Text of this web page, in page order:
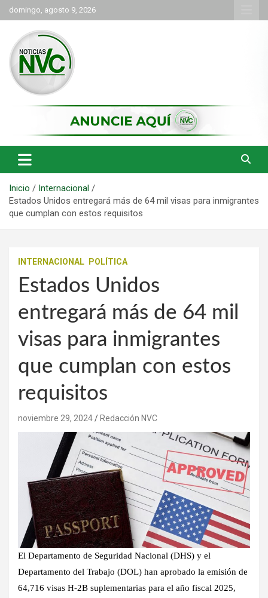
Saltar
al
contenido
domingo, agosto 9, 2026
NVC Noticias
Inicio
Internacional
Estados Unidos entregará más de 64 mil visas para inmigrantes
que cumplan con estos requisitos
INTERNACIONAL POLÍTICA
Estados Unidos
entregará más de 64 mil
visas para inmigrantes
que cumplan con estos
requisitos
noviembre 29, 2024 Redacción NVC
El Departamento de Seguridad Nacional (DHS) y el
Departamento del Trabajo (DOL) han aprobado la emisión de
64,716 visas H-2B suplementarias para el año fiscal 2025,